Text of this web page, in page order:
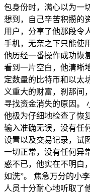
包身份时，满心以为一
想到，自己辛苦积攒的
用户，分享了他那段令
手机，无奈之下只能使
他历经一番操作成功恢
看到一片空白，他清晰
定数量的比特币和以太
义重大的财富，刹那间
寻找资金消失的原因。
他极为仔细地检查了恢
输入准确无误，没有任
设置以及交易记录，试
一切正常，没有任何异
惑不已，他实在不明白
如洗”。 焦急万分的小
人员十分耐心地听取了